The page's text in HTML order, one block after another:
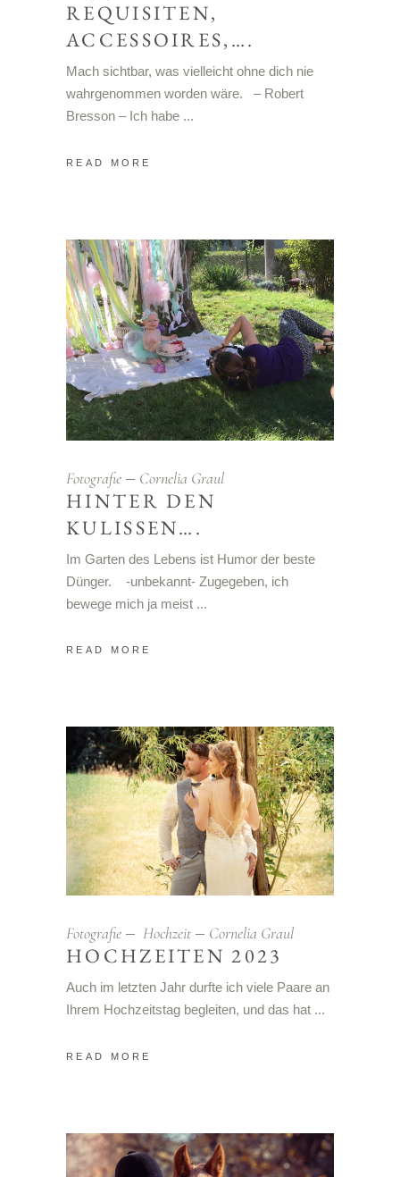
REQUISITEN,
ACCESSOIRES,….
Mach sichtbar, was vielleicht ohne dich nie
wahrgenommen worden wäre. – Robert
Bresson – Ich habe
READ MORE
Fotografie Cornelia Graul
HINTER DEN
KULISSEN….
Im Garten des Lebens ist Humor der beste
Dünger. -unbekannt- Zugegeben, ich
bewege mich ja meist
READ MORE
Fotografie Hochzeit Cornelia Graul
HOCHZEITEN 2023
Auch im letzten Jahr durfte ich viele Paare an
Ihrem Hochzeitstag begleiten, und das hat
READ MORE